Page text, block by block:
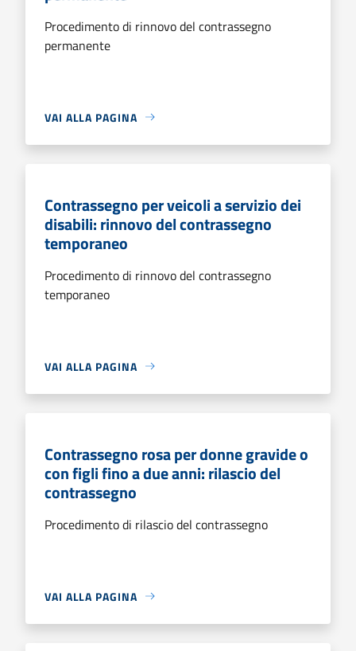
Procedimento di rinnovo del contrassegno
permanente
VAI ALLA PAGINA
Contrassegno per veicoli a servizio dei
disabili: rinnovo del contrassegno
temporaneo
Procedimento di rinnovo del contrassegno
temporaneo
VAI ALLA PAGINA
Contrassegno rosa per donne gravide o
con figli fino a due anni: rilascio del
contrassegno
Procedimento di rilascio del contrassegno
VAI ALLA PAGINA